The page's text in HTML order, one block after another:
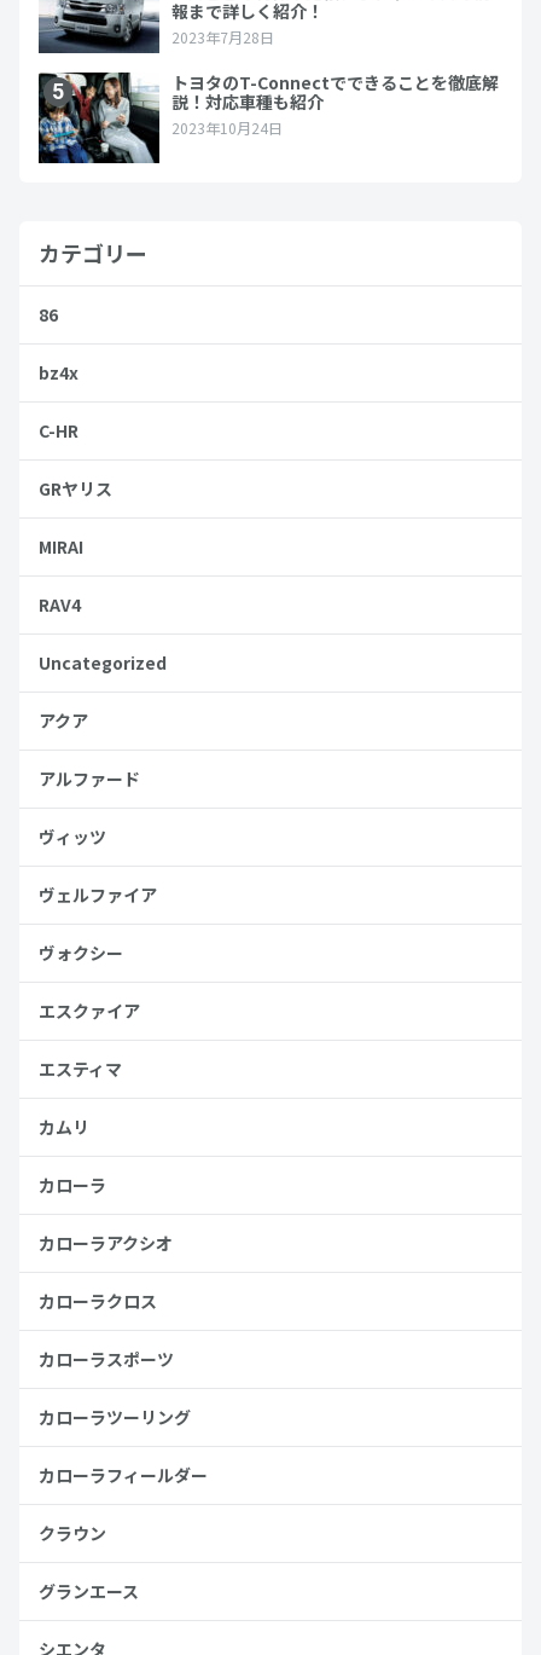
カテゴリー
86
bz4x
C-HR
GRヤリス
MIRAI
RAV4
Uncategorized
アクア
アルファード
ヴィッツ
ヴェルファイア
ヴォクシー
エスクァイア
エスティマ
カムリ
カローラ
カローラアクシオ
カローラクロス
カローラスポーツ
カローラツーリング
カローラフィールダー
クラウン
グランエース
シエンタ